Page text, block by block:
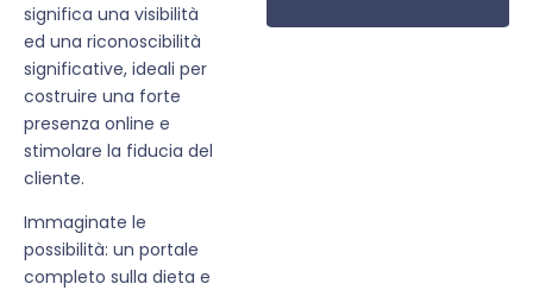
significa una visibilità
ed una riconoscibilità
significative, ideali per
costruire una forte
presenza online e
stimolare la fiducia del
cliente.
Immaginate le
possibilità: un portale
completo sulla dieta e